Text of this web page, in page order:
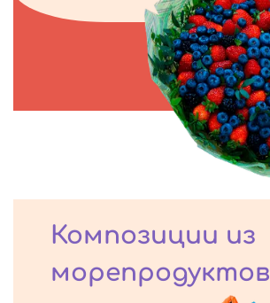
Композиции из
морепродуктов